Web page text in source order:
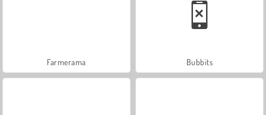
Farmerama Bubbits